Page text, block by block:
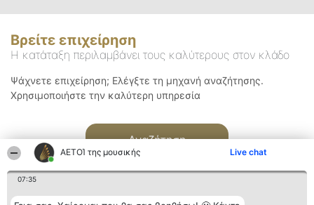
ΑΕΤΟΊ της μουσικής Live chat
07:35
Βρείτε επιχείρηση
Η κατάταξη περιλαμβάνει τους καλύτερους στον κλάδο
Ψάχνετε επιχείρηση; Ελέγξτε τη μηχανή αναζήτησης.
Χρησιμοποιήστε την καλύτερη υπηρεσία
Αναζήτηση